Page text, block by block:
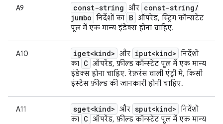
A9 const-string और const-string/
jumbo निर्देशों का B ऑपरेंड, स्ट्रिंग कॉन्सटेंट
पूल में एक मान्य इंडेक्स होना चाहिए.
A10 iget<kind> और iput<kind> निर्देशों
का C ऑपरेंड, फ़ील्ड कॉन्स्टेंट पूल में एक मान्य
इंडेक्स होना चाहिए. रेफ़रंस वाली एंट्री में, किसी
इंस्टेंस फ़ील्ड की जानकारी होनी चाहिए.
A11 sget<kind> और sput<kind> निर्देशों
का C ऑपरेंड, फ़ील्ड कॉन्स्टेंट पूल में एक मान्य